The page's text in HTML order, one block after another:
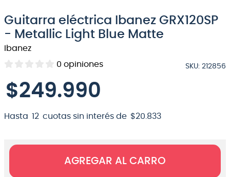
Guitarra eléctrica Ibanez GRX120SP
- Metallic Light Blue Matte
Ibanez
0 opiniones SKU: 212856
$249.990
Hasta 12 cuotas sin interés de $20 833
AGREGAR AL CARRO
5 .
pioneerdj
6.
guitarra
7
bateria
9 .
micrófono